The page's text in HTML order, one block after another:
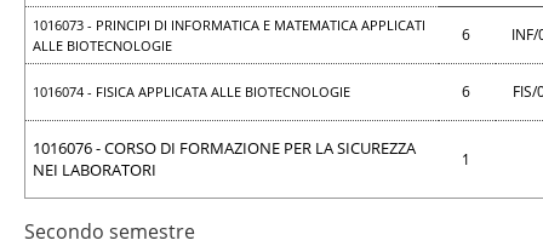
1016073 - PRINCIPI DI INFORMATICA E MATEMATICA APPLICATI
ALLE BIOTECNOLOGIE
6
1016074 - FISICA APPLICATA ALLE BIOTECNOLOGIE 6
1016076 - CORSO DI FORMAZIONE PER LA SICUREZZA
NEI LABORATORI
1
Secondo semestre